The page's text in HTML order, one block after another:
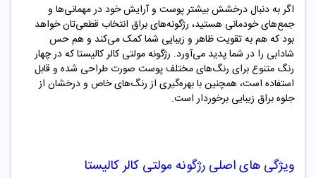
اگر به دنبال درخشش بیشتر پوست و آرایش خود در مهمانی‌ها و
جمع‌های خودمانی هستید، رژگونه‌های براق انتخاب قطعی‌تان خواهد
بود که هم به تقویت ظاهر و زیبایی شما کمک می‌کند و هم حس
شادابی را در شما پدید می‌آورد. رژگونه مولتی کالر کالیستا که در چهار
رنگ متنوع برای رنگ‌های مختلف پوست صورت طراحی شده و قابل
استفاده است، همچنین با بهره‌گیری از رنگ‌های خاص و درخشان از
جلوه براق زیبایی برخوردار است.
ویژگی های اصلی رژگونه مولتی کالر کالیستا